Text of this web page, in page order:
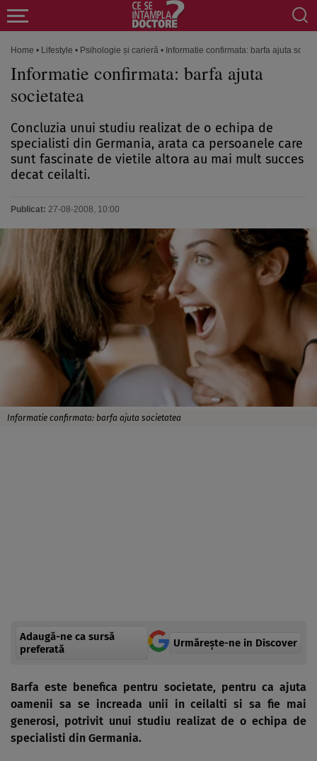
Home • Lifestyle • Psihologie și carieră • Informatie confirmata: barfa ajuta
Informatie confirmata: barfa ajuta
societatea
Concluzia unui studiu realizat de o echipa de
specialisti din Germania, arata ca persoanele care
sunt fascinate de vietile altora au mai mult succes
decat ceilalti.
Publicat: 27-08-2008, 10:00
Informatie confirmata: barfa ajuta societatea
Adaugă-ne ca sursă
preferată
Urmărește-ne in Discover
Barfa este benefica pentru societate, pentru ca ajuta
oamenii sa se increada unii in ceilalti si sa fie mai
generosi, potrivit unui studiu realizat de o echipa de
specialisti din Germania.